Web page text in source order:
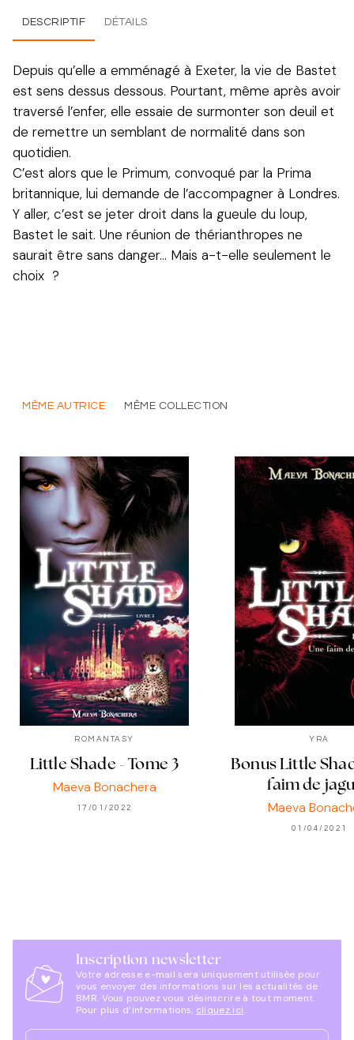
DESCRIPTIF DÉTAILS
Depuis qu’elle a emménagé à Exeter, la vie de Bastet
est sens dessus dessous. Pourtant, même après avoir
traversé l’enfer, elle essaie de surmonter son deuil et
de remettre un semblant de normalité dans son
quotidien.
C’est alors que le Primum, convoqué par la Prima
britannique, lui demande de l’accompagner à Londres.
Y aller, c’est se jeter droit dans la gueule du loup,
Bastet le sait. Une réunion de thérianthropes ne
saurait être sans danger… Mais a-t-elle seulement le
choix ?
MÊME AUTRICE MÊME COLLECTION
ROMANTASY
Little Shade - Tome 3
Maeva Bonachera
17/01/2022
YRA
Bonus Little
faim de
Maeva
01/04/2021
Inscription newsletter
Votre adresse e-mail sera uniquement utilisée pour
vous envoyer des informations sur les actualités de
BMR. Vous pouvez vous désinscrire à tout moment.
Pour plus d’informations, cliquez ici.